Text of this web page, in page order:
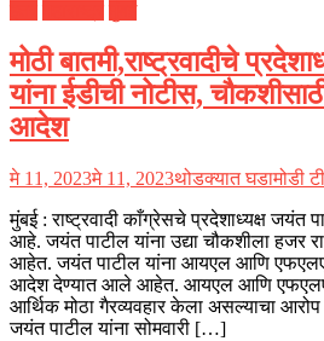
मोठी बातमी,राष्ट्रवादीचे
यांना ईडीची नोटीस,
आदेश
मे 11, 2023मे 11, 2023थोडक्यात घडामोडी
मुंबई : राष्ट्रवादी काँग्रेसचे प्रदेशाध्यक्ष जयंत
आहे. जयंत पाटील यांना उद्या चौकशीला हजर
आहेत. जयंत पाटील यांना आयएल आणि
आदेश देण्यात आले आहेत. आयएल आणि
आर्थिक मोठा गैरव्यवहार केला असल्याचा
जयंत पाटील यांना सोमवारी […]